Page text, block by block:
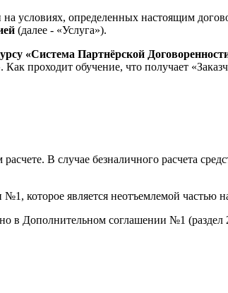
условиях, определенных настоящим
(далее - «Услуга»).
«Система Партнёрской
. Как проходит обучение, что получает
В случае безналичного расчета
которое является неотъемлемой частью
в Дополнительном соглашении №1 (раздел